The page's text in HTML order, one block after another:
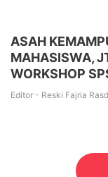
ASAH
MAHASISWA,
WORKSHOP
Editor - Reski Fajria